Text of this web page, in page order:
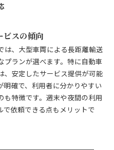
ビスの傾向
は、大型車両による長距離輸送
プランが選べます。特に自動車
、安定したサービス提供が可能
明確で、利用者に分かりやすい
も特徴です。週末や夜間の利用
で依頼できる点もメリットで